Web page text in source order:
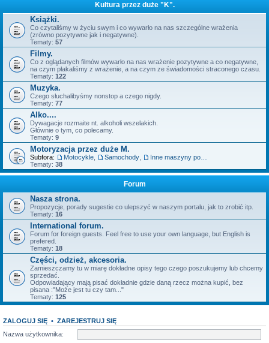
Kultura przez duże "K".
Książki.
Co czytaliśmy w życiu swym i co wywarło na nas szczególne wrażenia
(zrówno pozytywne jak i negatywne).
Tematy: 57
Filmy.
Co z oglądanych filmów wywarło na nas wrażenie pozytywne a co negatywne,
na czym płakaliśmy z wrażenie, a na czym ze świadomości straconego czasu.
Tematy: 122
Muzyka.
Czego słuchalibyśmy nonstop a czego nigdy.
Tematy: 77
Alko....
Dywagacje rozmaite nt. alkoholi wszelakich.
Głównie o tym, co polecamy.
Tematy: 9
Motoryzacja przez duże M.
Subfora: Motocykle Samochody
Tematy: 38
Forum
Nasza strona.
Propozycje, porady sugestie co ulepszyć w naszym portalu, jak to zrobić itp.
Tematy: 16
International forum.
Forum for foreign guests. Feel free to use your own language, but English is
prefered.
Tematy: 18
Części, odzież, akcesoria.
Zamieszczamy tu w miarę dokładne opisy tego czego poszukujemy lub chcemy
sprzedać.
Odpowiadający mają pisać dokładnie gdzie daną rzecz można kupić, bez
pisana :"Może jest tu czy tam..."
Tematy: 125
ZALOGUJ SIĘ • ZAREJESTRUJ SIĘ
Nazwa użytkownika: